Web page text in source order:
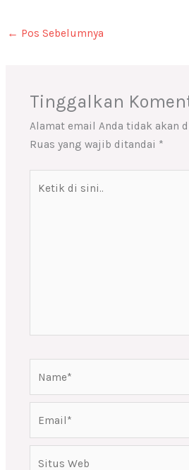
← Pos Sebelumnya
Tinggalkan
Alamat email Anda tidak akan
Ruas yang wajib ditandai *